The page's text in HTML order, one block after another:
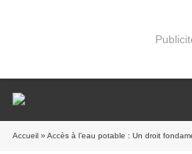
Accueil » Accès à l’eau potable : Un droit